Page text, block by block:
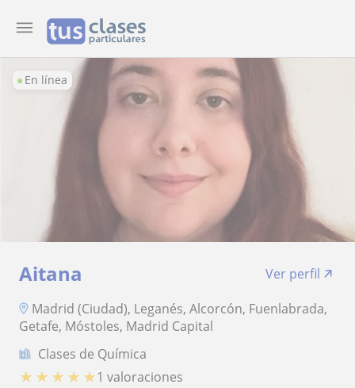
En línea
Aitana
Ver perfil
Madrid (Ciudad), Leganés, Alcorcón, Fuenlabrada,
Getafe, Móstoles, Madrid Capital
Clases de Química
★ ★ ★ ★ ★1 valoraciones